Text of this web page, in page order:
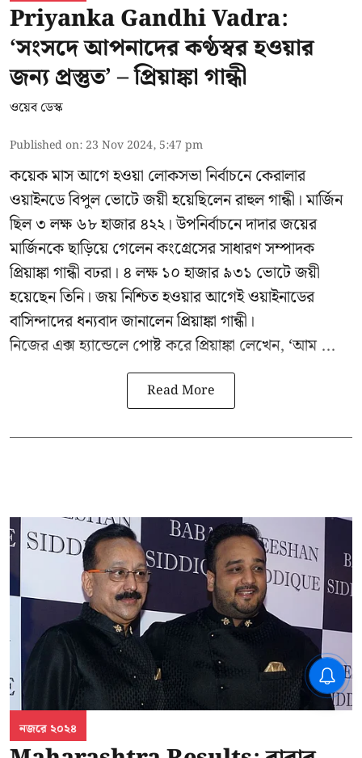
Priyanka Gandhi Vadra:
‘সংসদে আপনাদের কণ্ঠস্বর হওয়ার
জন্য প্রস্তুত’ – প্রিয়াঙ্কা গান্ধী
ওয়েব ডেস্ক
Published on: 23 Nov 2024, 5:47 pm
কয়েক মাস আগে হওয়া লোকসভা নির্বাচনে কেরালার
ওয়াইনডে বিপুল ভোটে জয়ী হয়েছিলেন রাহুল গান্ধী। মার্জিন
ছিল ৩ লক্ষ ৬৮ হাজার ৪২২। উপনির্বাচনে দাদার জয়ের
মার্জিনকে ছাড়িয়ে গেলেন কংগ্রেসের সাধারণ সম্পাদক
প্রিয়াঙ্কা গান্ধী বঢরা। ৪ লক্ষ ১০ হাজার ৯৩১ ভোটে জয়ী
হয়েছেন তিনি। জয় নিশ্চিত হওয়ার আগেই ওয়াইনাডের
বাসিন্দাদের ধন্যবাদ জানালেন প্রিয়াঙ্কা গান্ধী।
নিজের এক্স হ্যান্ডেলে পোষ্ট করে প্রিয়াঙ্কা লেখেন, ‘আম ...
Read More
নজরে ২০২৪
CPIM: ৬০ লক্ষ নাম বিবেচনাধীন রেখে
ভোট ঘোষণার প্রতিবাদ - আদালতের
দ্বারস্থ হবে সিপিআইএম